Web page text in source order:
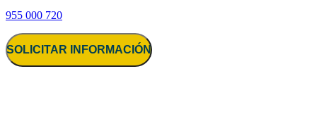
955 000 720
SOLICITAR INFORMACIÓN